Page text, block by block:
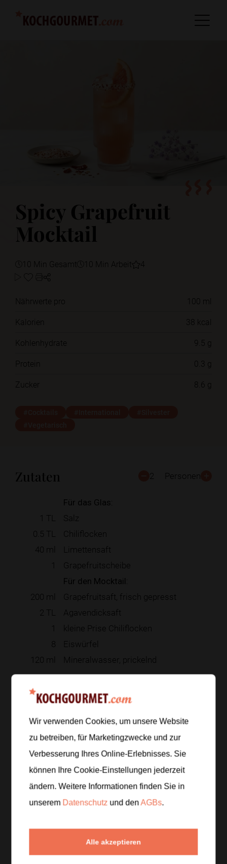
Spicy Grapefruit
Mocktail
10 Min Gesamt 10 Min Arbeit 4
Nährwerte pro
100 ml
Kalorien
38 kcal
Kohlenhydrate
9.5 g
Protein
0.3 g
Zucker
8.6 g
Zutaten 2 Personen
Für das Glas:
1 TL
Salz
0.5 TL
Chiliflocken
40 ml
Limettensaft
1
Grapefruitscheibe
Für den Mocktail:
200 ml
Grapefruitsaft, frisch gepresst
2 TL
Agavendicksaft
1
kleine Prise Chiliflocken
8
Eiswürfel
120 ml Mineralwasser, prickelnd
Zur Einkaufsliste hinzufügen
Zubereitung
Schritt 1/5
Salz und Chiliflocken auf einem kleinen Teller
mischen. Den Glasrand mit etwas Limettensaft
Grapefruitsaft, Limettensaft, Agavendicksaft und
Wir verwenden Cookies, um unsere Website
zu betreiben, für Marketingzwecke und zur
Verbesserung Ihres Online-Erlebnisses. Sie
können Ihre Cookie-Einstellungen jederzeit
ändern. Weitere Informationen finden Sie in
unserem Datenschutz und denAGBs.
Alle akzeptieren